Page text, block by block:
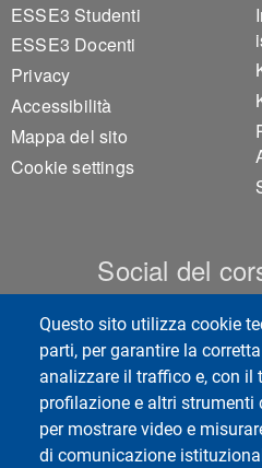
Questo sito utilizza cookie
parti, per garantire la
analizzare il traffico e, con il
profilazione e altri strumenti
per mostrare video e
di comunicazione
ESSE3 Studenti
ESSE3 Docenti
Privacy
Accessibilità
Mappa del sito
Cookie settings
Social del
Centro Studi